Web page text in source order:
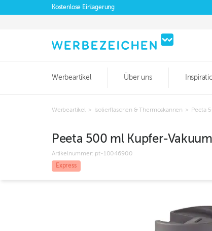
Kostenlose Einlagerung
Werbeartikel Über uns
Werbeartikel > Isolierflaschen & Thermoskannen > Peeta
Peeta 500 ml Kupfer-
Artikelnummer: pt-10046900
Express